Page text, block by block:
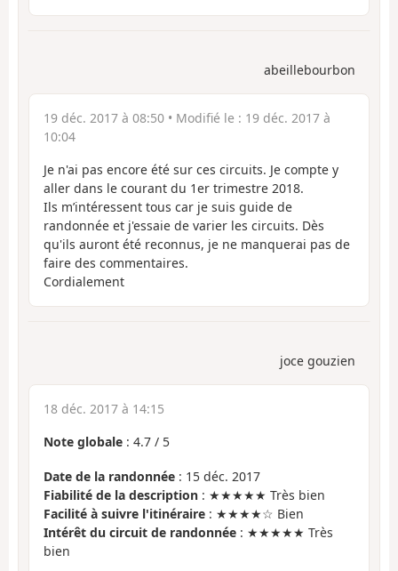
abeillebourbon
19 déc. 2017 à 08:50 • Modifié le : 19 déc. 2017 à
10:04
Je n'ai pas encore été sur ces circuits. Je compte y
aller dans le courant du 1er trimestre 2018.
Ils m’intéressent tous car je suis guide de
randonnée et j'essaie de varier les circuits. Dès
qu'ils auront été reconnus, je ne manquerai pas de
faire des commentaires.
Cordialement
joce gouzien
18 déc. 2017 à 14:15
Note globale : 4.7 / 5
Date de la randonnée : 15 déc. 2017
Fiabilité de la description : ★★★★★ Très bien
Facilité à suivre l'itinéraire : ★★★★☆ Bien
Intérêt du circuit de randonnée : ★★★★★ Très
bien